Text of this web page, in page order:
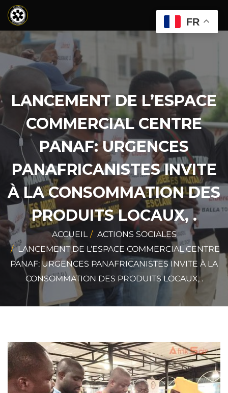
LANCEMENT DE L’ESPACE
COMMERCIAL CENTRE
PANAF: URGENCES
PANAFRICANISTES INVITE
À LA CONSOMMATION DES
PRODUITS LOCAUX, .
ACCUEIL
ACTIONS SOCIALES
LANCEMENT DE L’ESPACE COMMERCIAL CENTRE
PANAF: URGENCES PANAFRICANISTES INVITE À LA
CONSOMMATION DES PRODUITS LOCAUX, .
FR